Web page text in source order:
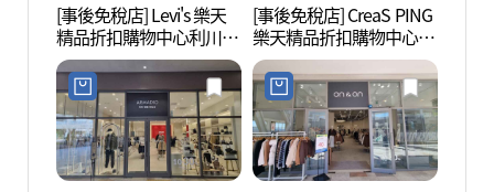
[事後免稅店] Levi's 樂天
精品折扣購物中心利川店
(리바이스 롯데프리미엄
아울렛 이천점)
[事後免稅店] CreaS PING
樂天精品折扣購物中心利
川店(PING 롯데프리미엄
아울렛 이천점)